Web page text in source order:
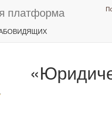
платформа